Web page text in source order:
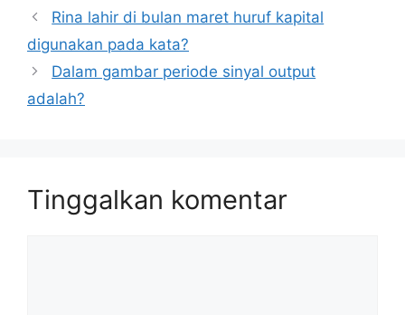
Rina lahir di bulan maret huruf kapital
digunakan pada kata?
Dalam gambar periode sinyal output
adalah?
Tinggalkan komentar